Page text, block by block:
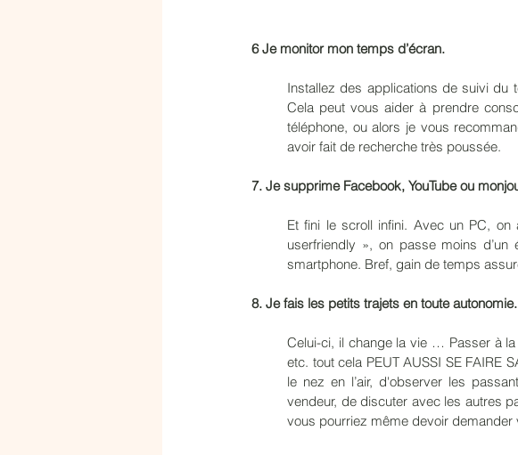
6 Je monitor mon temps d’écran.
Installez des applications de suivi du
Cela peut vous aider à prendre
téléphone, ou alors je vous
avoir fait de recherche très poussée.
7. Je supprime Facebook, YouTube ou
Et fini le scroll infini. Avec un PC,
userfriendly », on passe moins
smartphone. Bref, gain de temps
8. Je fais les petits trajets en toute autonomie.
Celui-ci, il change la vie … Passer à
etc. tout cela PEUT AUSSI SE FAIRE
le nez en l’air, d'observer les
vendeur, de discuter avec les autres
vous pourriez même devoir demander